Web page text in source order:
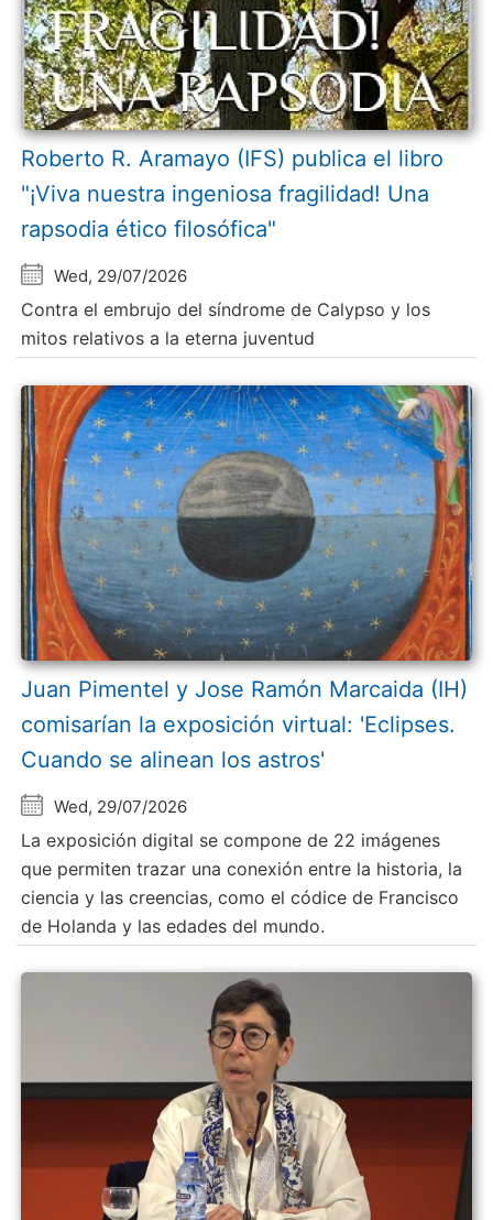
Roberto R. Aramayo (IFS) publica el libro
"¡Viva nuestra ingeniosa fragilidad! Una
rapsodia ético filosófica"
Wed, 29/07/2026
Contra el embrujo del síndrome de Calypso y los
mitos relativos a la eterna juventud
Juan Pimentel y Jose Ramón Marcaida (IH)
comisarían la exposición virtual: 'Eclipses.
Cuando se alinean los astros'
Wed, 29/07/2026
La exposición digital se compone de 22 imágenes
que permiten trazar una conexión entre la historia, la
ciencia y las creencias, como el códice de Francisco
de Holanda y las edades del mundo.